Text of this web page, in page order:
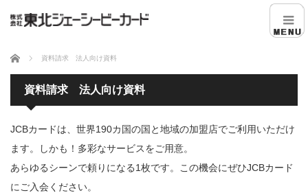
ホーム 資料請求 法人向け資料
資料請求 法人向け資料
JCBカードは、世界190カ国の国と地域の加盟店でご利用いただけ
ます。しかも！多彩なサービスをご用意。
あらゆるシーンで頼りになる1枚です。この機会にぜひJCBカード
にご入会ください。